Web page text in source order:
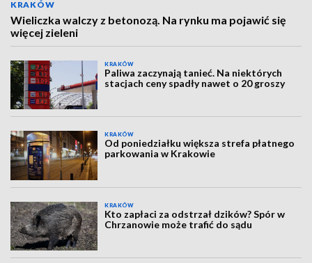
KRAKÓW
Wieliczka walczy z betonozą. Na rynku ma pojawić się
więcej zieleni
KRAKÓW
Paliwa zaczynają tanieć. Na niektórych
stacjach ceny spadły nawet o 20 groszy
KRAKÓW
Od poniedziałku większa strefa płatnego
parkowania w Krakowie
KRAKÓW
Kto zapłaci za odstrzał dzików? Spór w
Chrzanowie może trafić do sądu